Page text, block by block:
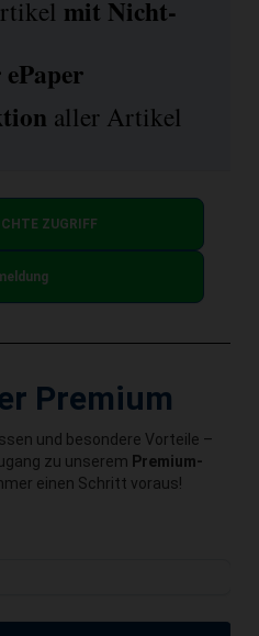
mit Nicht-
aller Artikel
ZUGRIFF
Premium
und besondere Vorteile –
zu unserem Premium-
einen Schritt voraus!